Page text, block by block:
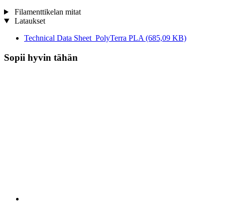
Filamenttikelan mitat
Lataukset
Technical Data Sheet_PolyTerra PLA (685,09 KB)
Sopii hyvin tähän